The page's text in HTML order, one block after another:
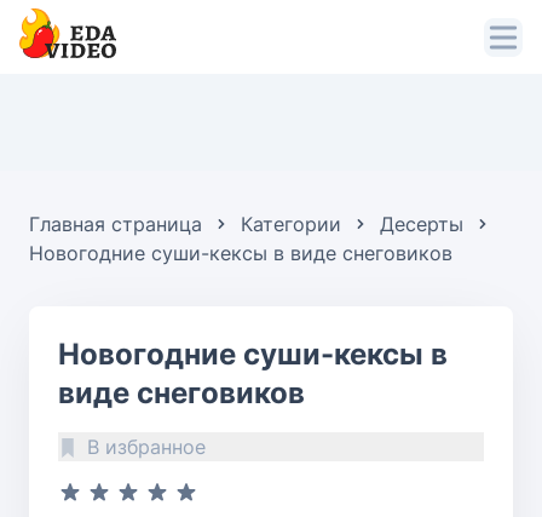
Главная страница Категории
Десерты
Новогодние суши-кексы в виде снеговиков
Новогодние суши-кексы в
виде снеговиков
В избранное